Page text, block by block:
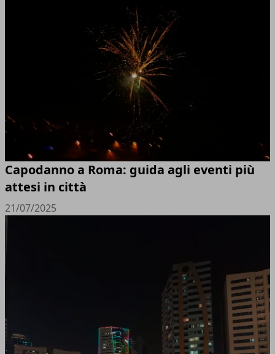
Capodanno a Roma: guida agli eventi più
attesi in città
21/07/2025